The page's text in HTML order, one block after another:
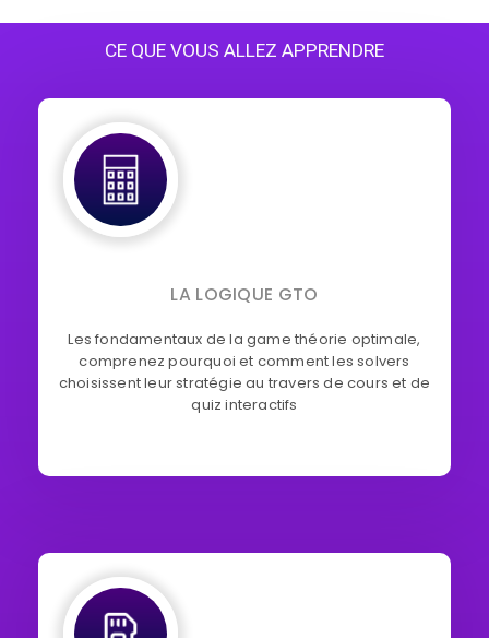
CE QUE VOUS ALLEZ APPRENDRE
LA LOGIQUE GTO
Les fondamentaux de la game théorie optimale,
comprenez pourquoi et comment les solvers
choisissent leur stratégie au travers de cours et de
quiz interactifs